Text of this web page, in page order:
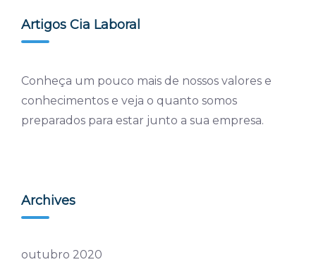
Artigos Cia Laboral
Conheça um pouco mais de nossos valores e
conhecimentos e veja o quanto somos
preparados para estar junto a sua empresa.
Archives
outubro 2020